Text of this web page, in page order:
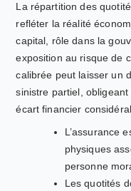
La répartition des
refléter la réalité
capital, rôle dans la
exposition au risque de
calibrée peut laisser un
sinistre partiel,
écart financier
L’assurance
physiques
personne
Les quotités